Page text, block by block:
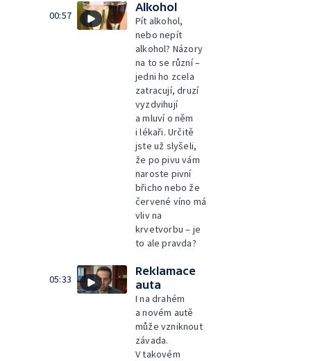
00:57
Alkohol
Pít alkohol,
nebo nepít
alkohol? Názory
na to se různí –
jedni ho zcela
zatracují, druzí
vyzdvihují
a mluví o něm
i lékaři. Určitě
jste už slyšeli,
že po pivu vám
naroste pivní
břicho nebo že
červené víno má
vliv na
krvetvorbu – je
to ale pravda?
05:33
Reklamace
auta
I na drahém
a novém autě
může vzniknout
závada.
V takovém